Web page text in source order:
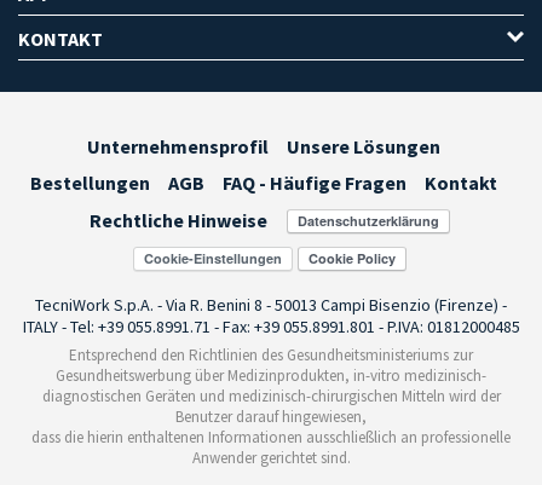
KONTAKT
Unternehmensprofil
Unsere Lösungen
Bestellungen
AGB FAQ - Häufige Fragen
Kontakt
Rechtliche Hinweise
Cookie-Einstellungen
TecniWork S.p.A. - Via R. Benini 8 - 50013 Campi Bisenzio (Firenze) -
ITALY - Tel: +39 055.8991.71 - Fax: +39 055.8991.801 - P.IVA: 01812000485
Entsprechend den Richtlinien des Gesundheitsministeriums zur
Gesundheitswerbung über Medizinprodukten, in-vitro medizinisch-
diagnostischen Geräten und medizinisch-chirurgischen Mitteln wird der
Benutzer darauf hingewiesen,
dass die hierin enthaltenen Informationen ausschließlich an professionelle
Anwender gerichtet sind.